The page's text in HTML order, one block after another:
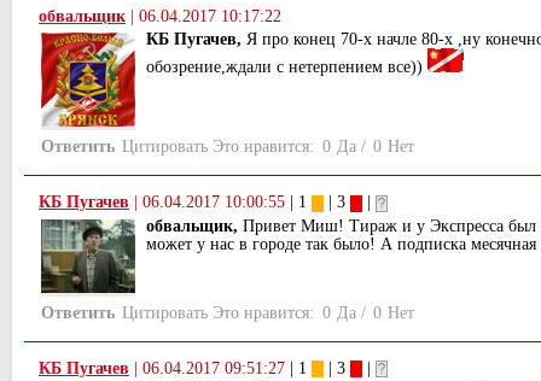
обвальщик
06.04.2017 10:17:22
КБ Пугачев, Я про конец 70-х начле 80-х ,ну
обозрение,ждали с нетерпением все))
Ответить Цитировать Это нравится: 0 Да / 0 Нет
КБ Пугачев 06.04.2017 10:00:55 | 1 | 3
обвальщик, Привет Миш! Тираж и у Экспресса был
может у нас в городе так было! А подписка месячная
Ответить Цитировать Это нравится: 0 Да / 0 Нет
КБ Пугачев | 06.04.2017 09:51:27 | 1 | 3
|